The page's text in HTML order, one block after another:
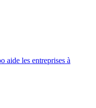
aide les entreprises à